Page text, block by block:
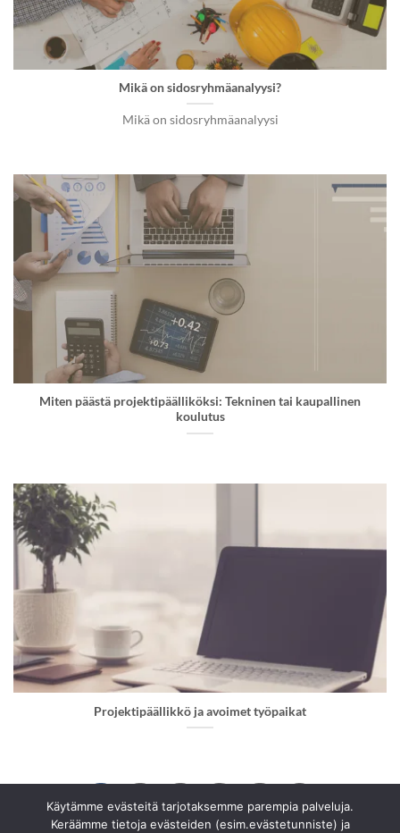
Mikä on sidosryhmäanalyysi?
Mikä on sidosryhmäanalyysi
Miten päästä projektipäälliköksi: Tekninen tai kaupallinen
koulutus
Projektipäällikkö ja avoimet työpaikat
Käytämme evästeitä tarjotaksemme parempia palveluja.
Keräämme tietoja evästeiden (esim.evästetunniste) ja